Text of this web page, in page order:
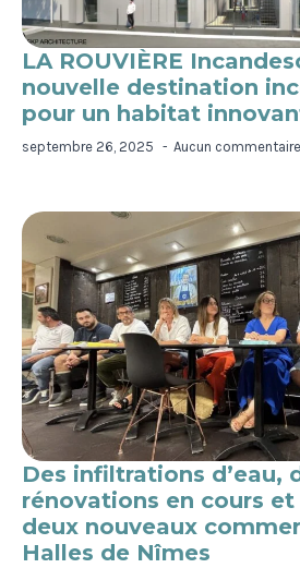
LA ROUVIÈRE
nouvelle destination
pour un habitat
septembre 26, 2025 Aucun commentaire
Des infiltrations d’eau,
rénovations en cours et
deux nouveaux
Halles de Nîmes